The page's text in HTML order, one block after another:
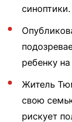
синоптики.
ребенку
Житель
свою
рискует